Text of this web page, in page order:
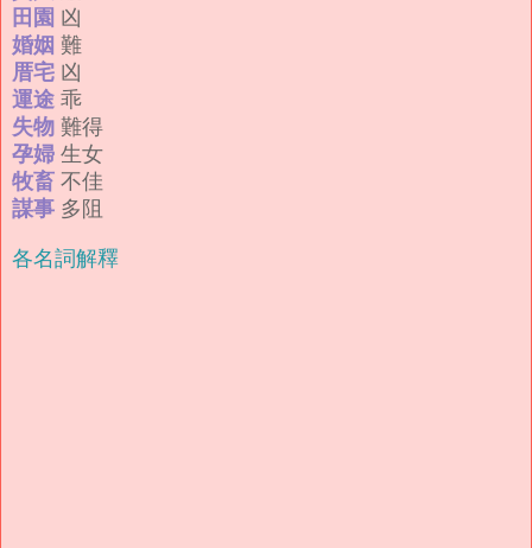
田園 凶
婚姻 難
厝宅 凶
運途 乖
失物 難得
孕婦 生女
牧畜 不佳
謀事 多阻
各名詞解釋